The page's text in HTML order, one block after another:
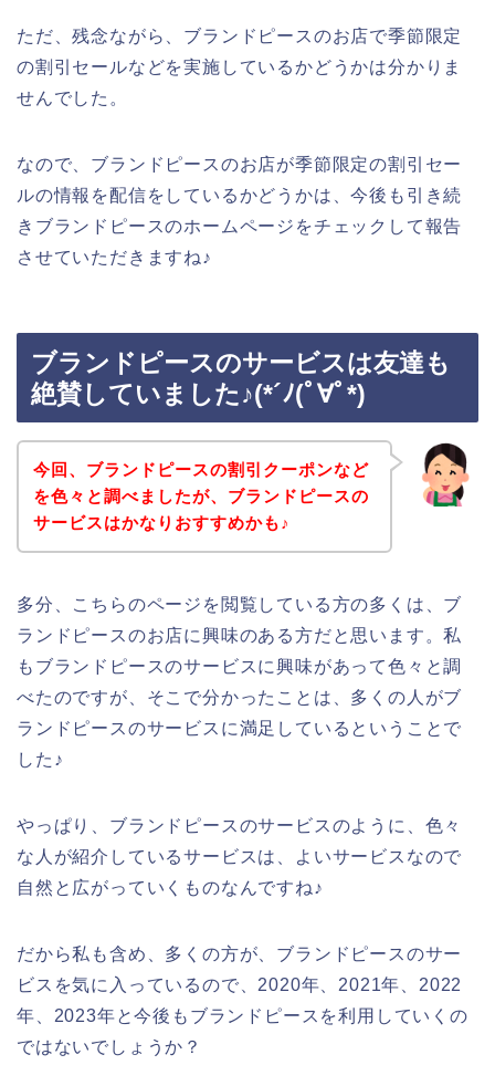
ただ、残念ながら、ブランドピースのお店で季節限定
の割引セールなどを実施しているかどうかは分かりま
せんでした。
なので、ブランドピースのお店が季節限定の割引セー
ルの情報を配信をしているかどうかは、今後も引き続
きブランドピースのホームページをチェックして報告
させていただきますね♪
ブランドピースのサービスは友達も
絶賛していました♪(*´ﾉ(ﾟ∀ﾟ*)
今回、ブランドピースの割引クーポンなど
を色々と調べましたが、ブランドピースの
サービスはかなりおすすめかも♪
多分、こちらのページを閲覧している方の多くは、ブ
ランドピースのお店に興味のある方だと思います。私
もブランドピースのサービスに興味があって色々と調
べたのですが、そこで分かったことは、多くの人がブ
ランドピースのサービスに満足しているということで
した♪
やっぱり、ブランドピースのサービスのように、色々
な人が紹介しているサービスは、よいサービスなので
自然と広がっていくものなんですね♪
だから私も含め、多くの方が、ブランドピースのサー
ビスを気に入っているので、2020年、2021年、2022
年、2023年と今後もブランドピースを利用していくの
ではないでしょうか？